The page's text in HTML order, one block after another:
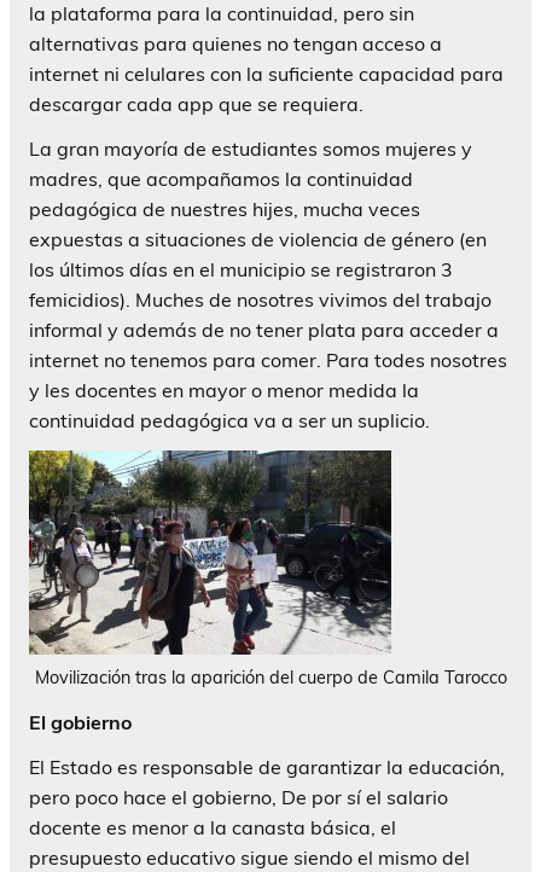
la plataforma para la continuidad, pero sin
alternativas para quienes no tengan acceso a
internet ni celulares con la suficiente capacidad para
descargar cada app que se requiera.
La gran mayoría de estudiantes somos mujeres y
madres, que acompañamos la continuidad
pedagógica de nuestres hijes, mucha veces
expuestas a situaciones de violencia de género (en
los últimos días en el municipio se registraron 3
femicidios). Muches de nosotres vivimos del trabajo
informal y además de no tener plata para acceder a
internet no tenemos para comer. Para todes nosotres
y les docentes en mayor o menor medida la
continuidad pedagógica va a ser un suplicio.
Movilización tras la aparición del cuerpo de Camila Tarocco
El gobierno
El Estado es responsable de garantizar la educación,
pero poco hace el gobierno, De por sí el salario
docente es menor a la canasta básica, el
presupuesto educativo sigue siendo el mismo del